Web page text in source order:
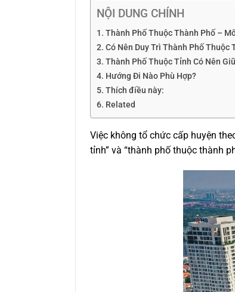
NỘI DUNG CHÍNH
Thành Phố Thuộc Thành Phố –
Có Nên Duy Trì Thành Phố Thuộc
Thành Phố Thuộc Tỉnh Có Nên
Hướng Đi Nào Phù Hợp?
Thích điều này:
Related
Việc không tổ chức cấp huyện
tỉnh” và “thành phố thuộc thành